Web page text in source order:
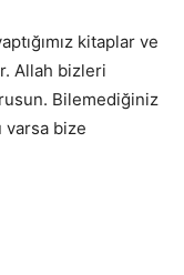
kitaplar ve
Allah bizleri
Bilemediğiniz
varsa bize